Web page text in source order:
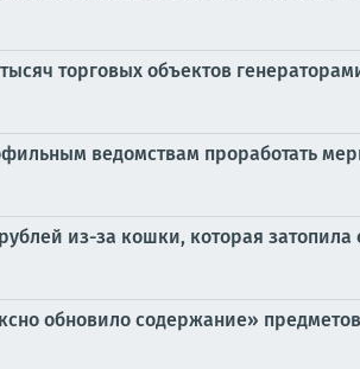
торговых объектов
ведомствам проработать
из-за кошки, которая затопила
обновило содержание»